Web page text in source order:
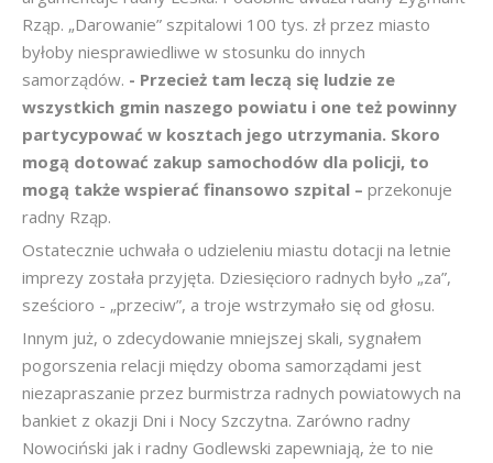
Rząp. „Darowanie” szpitalowi 100 tys. zł przez miasto
byłoby niesprawiedliwe w stosunku do innych
samorządów. - Przecież tam leczą się ludzie ze
wszystkich gmin naszego powiatu i one też powinny
partycypować w kosztach jego utrzymania. Skoro
mogą dotować zakup samochodów dla policji, to
mogą także wspierać finansowo szpital – przekonuje
radny Rząp.
Ostatecznie uchwała o udzieleniu miastu dotacji na letnie
imprezy została przyjęta. Dziesięcioro radnych było „za”,
sześcioro - „przeciw”, a troje wstrzymało się od głosu.
Innym już, o zdecydowanie mniejszej skali, sygnałem
pogorszenia relacji między oboma samorządami jest
niezapraszanie przez burmistrza radnych powiatowych na
bankiet z okazji Dni i Nocy Szczytna. Zarówno radny
Nowociński jak i radny Godlewski zapewniają, że to nie